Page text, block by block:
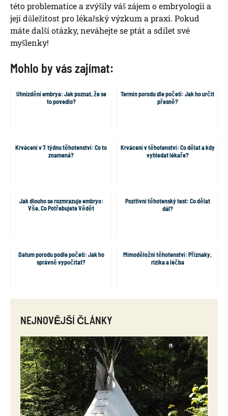
této problematice a zvýšily váš zájem o embryologii a
její důležitost pro lékařský výzkum a praxi. Pokud
máte další otázky, neváhejte se ptát a sdílet své
myšlenky!
Mohlo by vás zajímat:
Uhnízdění embrya: Jak poznat, že se
to povedlo?
Termín porodu dle početí: Jak ho určit
přesně?
Krvácení v 7. týdnu těhotenství: Co to
znamená?
Krvácení v těhotenství: Co dělat a kdy
vyhledat lékaře?
Jak dlouho se rozmrazuje embryo:
Vše, Co Potřebujete Vědět
Pozitivní těhotenský test: Co dělat
dál?
Datum porodu podle početí: Jak ho
správně vypočítat?
Mimoděložní těhotenství: Příznaky,
rizika a léčba
NEJNOVĚJŠÍ ČLÁNKY